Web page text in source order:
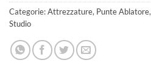
Categorie:Attrezzature, Punte Ablatore,
Studio